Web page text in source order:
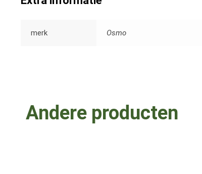
merk Osmo
Andere producten